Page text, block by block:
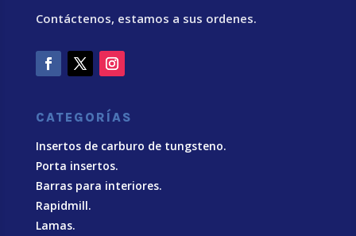
Contáctenos, estamos a sus ordenes.
CATEGORÍAS
Insertos de carburo de tungsteno.
Porta insertos.
Barras para interiores.
Rapidmill.
Lamas.